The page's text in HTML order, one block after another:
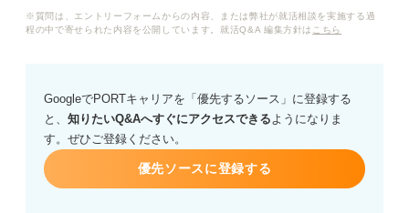
※質問は、エントリーフォームからの内容、または弊社が就活相談を実施する過
程の中で寄せられた内容を公開しています。就活Q&A 編集方針は こちら
GoogleでPORTキャリアを「優先するソース」に登録する
と、 知りたいQ&Aへすぐにアクセスできるようになりま
す。ぜひご登録ください。
優先ソースに登録する